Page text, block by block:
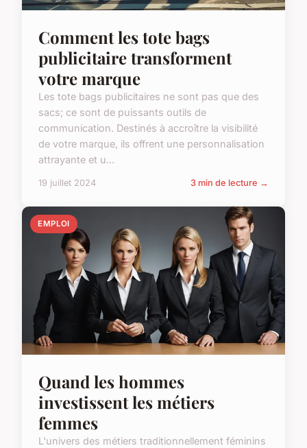
Comment les tote bags
publicitaire transforment
votre marque
Les tote bags publicitaires ne sont pas que des
sacs; ce sont de puissants outils de
communication. Destinés à accroître la visibilité
de votre marque, ils offrent une personnalisation
attrayante et u...
19 juillet 2024 3 min de lecture →
EMPLOI
Quand les hommes
investissent les métiers
femmes
L'univers des métiers traditionnellement féminins